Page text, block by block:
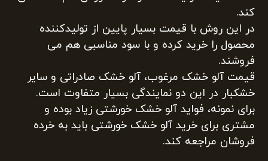
کند.
در این روش با قیمت بسیار پایین از تولیدکننده
محصول را خرید کرده و با سود مناسبی هم می
فروشند.
قیمت آلو خشک مرغوب، آلو خشک صادراتی و سایر
خشکبار در این دو نمایندگی بسیار متفاوت است.
برای نمونه، فواید آلو خشک خورشتی زیاد بوده و
مشتری برای خرید آلو خشک خورشتی باید به خرده
فروشان مراجعه کند.